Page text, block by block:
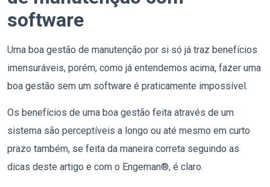
software
Uma boa gestão de manutenção por si só já traz benefícios
imensuráveis, porém, como já entendemos acima, fazer uma
boa gestão sem um software é praticamente impossível.
Os benefícios de uma boa gestão feita através de um
sistema são perceptíveis a longo ou até mesmo em curto
prazo também, se feita da maneira correta seguindo as
dicas deste artigo e com o Engeman®, é claro.